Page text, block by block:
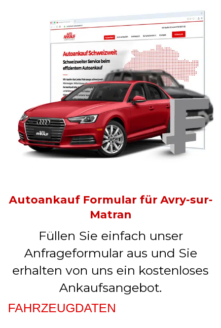
Autoankauf Formular für Avry-sur-
Matran
Füllen Sie einfach unser
Anfrageformular aus und Sie
erhalten von uns ein kostenloses
Ankaufsangebot.
FAHRZEUGDATEN